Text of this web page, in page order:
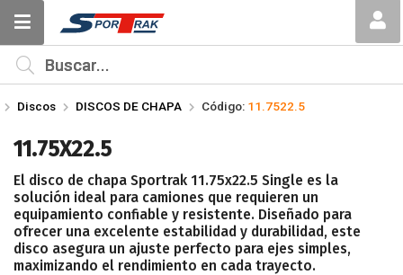
Compartir por email
Enviar
MI COMPRA
Discos DISCOS DE CHAPA Código: 11.7522.5
11.75X22.5
El disco de chapa Sportrak 11.75x22.5 Single es la
solución ideal para camiones que requieren un
equipamiento confiable y resistente. Diseñado para
ofrecer una excelente estabilidad y durabilidad, este
disco asegura un ajuste perfecto para ejes simples,
maximizando el rendimiento en cada trayecto.